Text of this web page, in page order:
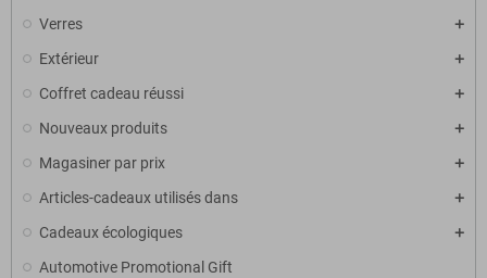
Verres
Extérieur
Coffret cadeau réussi
Nouveaux produits
Magasiner par prix
Articles-cadeaux utilisés dans
Cadeaux écologiques
Automotive Promotional Gift